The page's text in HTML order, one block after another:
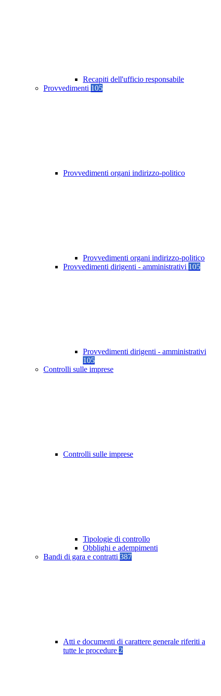
Recapiti dell'ufficio responsabile
Provvedimenti 105
Provvedimenti organi indirizzo-politico
Provvedimenti organi indirizzo-politico
Provvedimenti dirigenti - amministrativi 105
Provvedimenti dirigenti - amministrativi
105
Controlli sulle imprese
Controlli sulle imprese
Tipologie di controllo
Obblighi e adempimenti
Bandi di gara e contratti 387
Atti e documenti di carattere generale riferiti a
tutte le procedure 2